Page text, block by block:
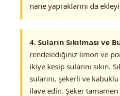
nane yapraklarını da
4. Suların Sıkılması ve
rendelediğiniz limon ve
ikiye kesip sularını sıkın.
sularını, şekerli ve kabuklu
ilave edin. Şeker